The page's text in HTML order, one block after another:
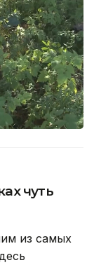
чуть
из самых